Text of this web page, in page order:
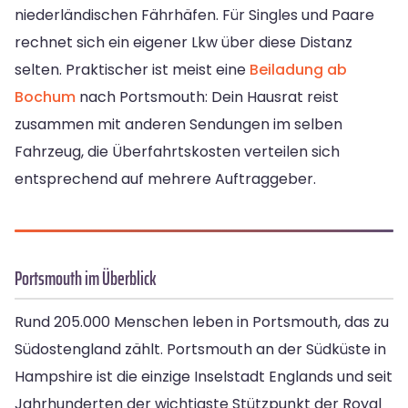
niederländischen Fährhäfen. Für Singles und Paare
rechnet sich ein eigener Lkw über diese Distanz
selten. Praktischer ist meist eine Beiladung ab
Bochum nach Portsmouth: Dein Hausrat reist
zusammen mit anderen Sendungen im selben
Fahrzeug, die Überfahrtskosten verteilen sich
entsprechend auf mehrere Auftraggeber.
Portsmouth im Überblick
Rund 205.000 Menschen leben in Portsmouth, das zu
Südostengland zählt. Portsmouth an der Südküste in
Hampshire ist die einzige Inselstadt Englands und seit